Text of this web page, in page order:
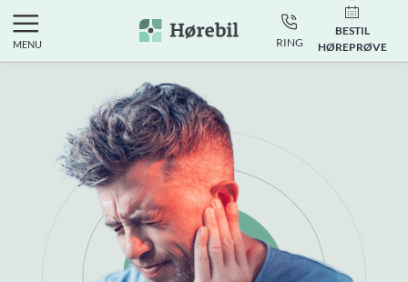
MENU RING
BESTIL
HØREPRØVE